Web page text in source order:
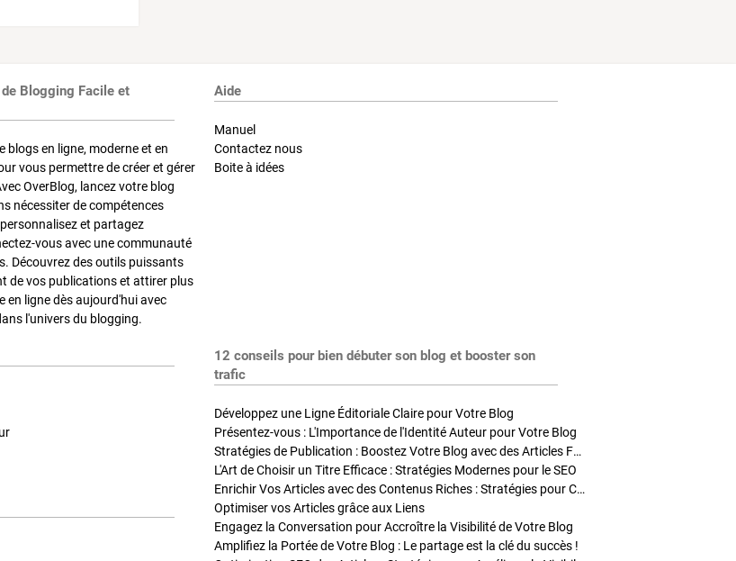
Blogging Facile et
blogs en ligne, moderne et en
vous permettre de créer et gérer
OverBlog, lancez votre blog
nécessiter de compétences
et partagez
vous avec une communauté
Découvrez des outils puissants
de vos publications et attirer plus
en ligne dès aujourd'hui avec
l'univers du blogging.
Aide
Manuel
Contactez nous
Boite à idées
12 conseils pour bien débuter son blog et booster son
trafic
Développez une Ligne Éditoriale Claire pour Votre Blog
Présentez-vous : L'Importance de l'Identité Auteur pour Votre Blog
Stratégies de Publication : Boostez Votre Blog avec des Articles Fréquents et Exclusifs
L'Art de Choisir un Titre Efficace : Stratégies Modernes pour le SEO
Enrichir Vos Articles avec des Contenus Riches : Stratégies pour Captiver et Optimiser
Optimiser vos Articles grâce aux Liens
Engagez la Conversation pour Accroître la Visibilité de Votre Blog
Amplifiez la Portée de Votre Blog : Le partage est la clé du succès !